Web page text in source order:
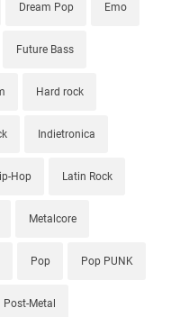
Dream Pop Emo
Future Bass
Hard rock
Indietronica
Hop Latin Rock
Metalcore
Pop Pop PUNK
Post-Metal